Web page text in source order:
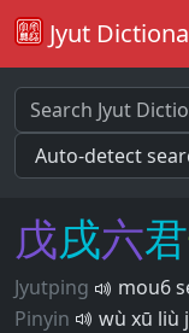
Jyut
戊戌六君
Jyutping
mou6
Pinyin
wù xū liù